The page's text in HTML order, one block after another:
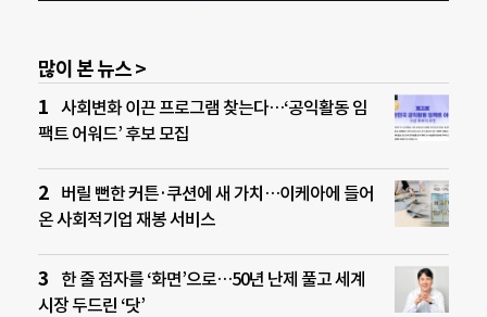
많이 본 뉴스 >
사회변화 이끈 프로그램 찾는다…‘공익활동 임
팩트 어워드’ 후보 모집
버릴 뻔한 커튼·쿠션에 새 가치…이케아에 들어
온 사회적기업 재봉 서비스
한 줄 점자를 ‘화면’으로…50년 난제 풀고 세계
시장 두드린 ‘닷’